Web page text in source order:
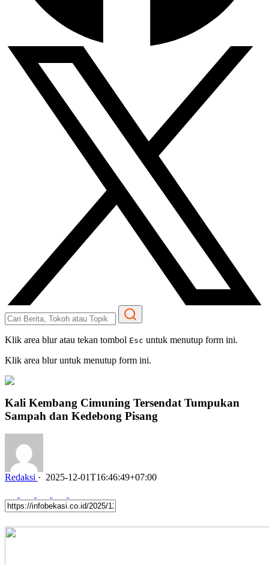
Klik area blur atau tekan tombol Esc untuk menutup form ini.
Klik area blur untuk menutup form ini.
Kali Kembang Cimuning Tersendat Tumpukan
Sampah dan Kedebong Pisang
Redaksi · 2025-12-01T16:46:49+07:00